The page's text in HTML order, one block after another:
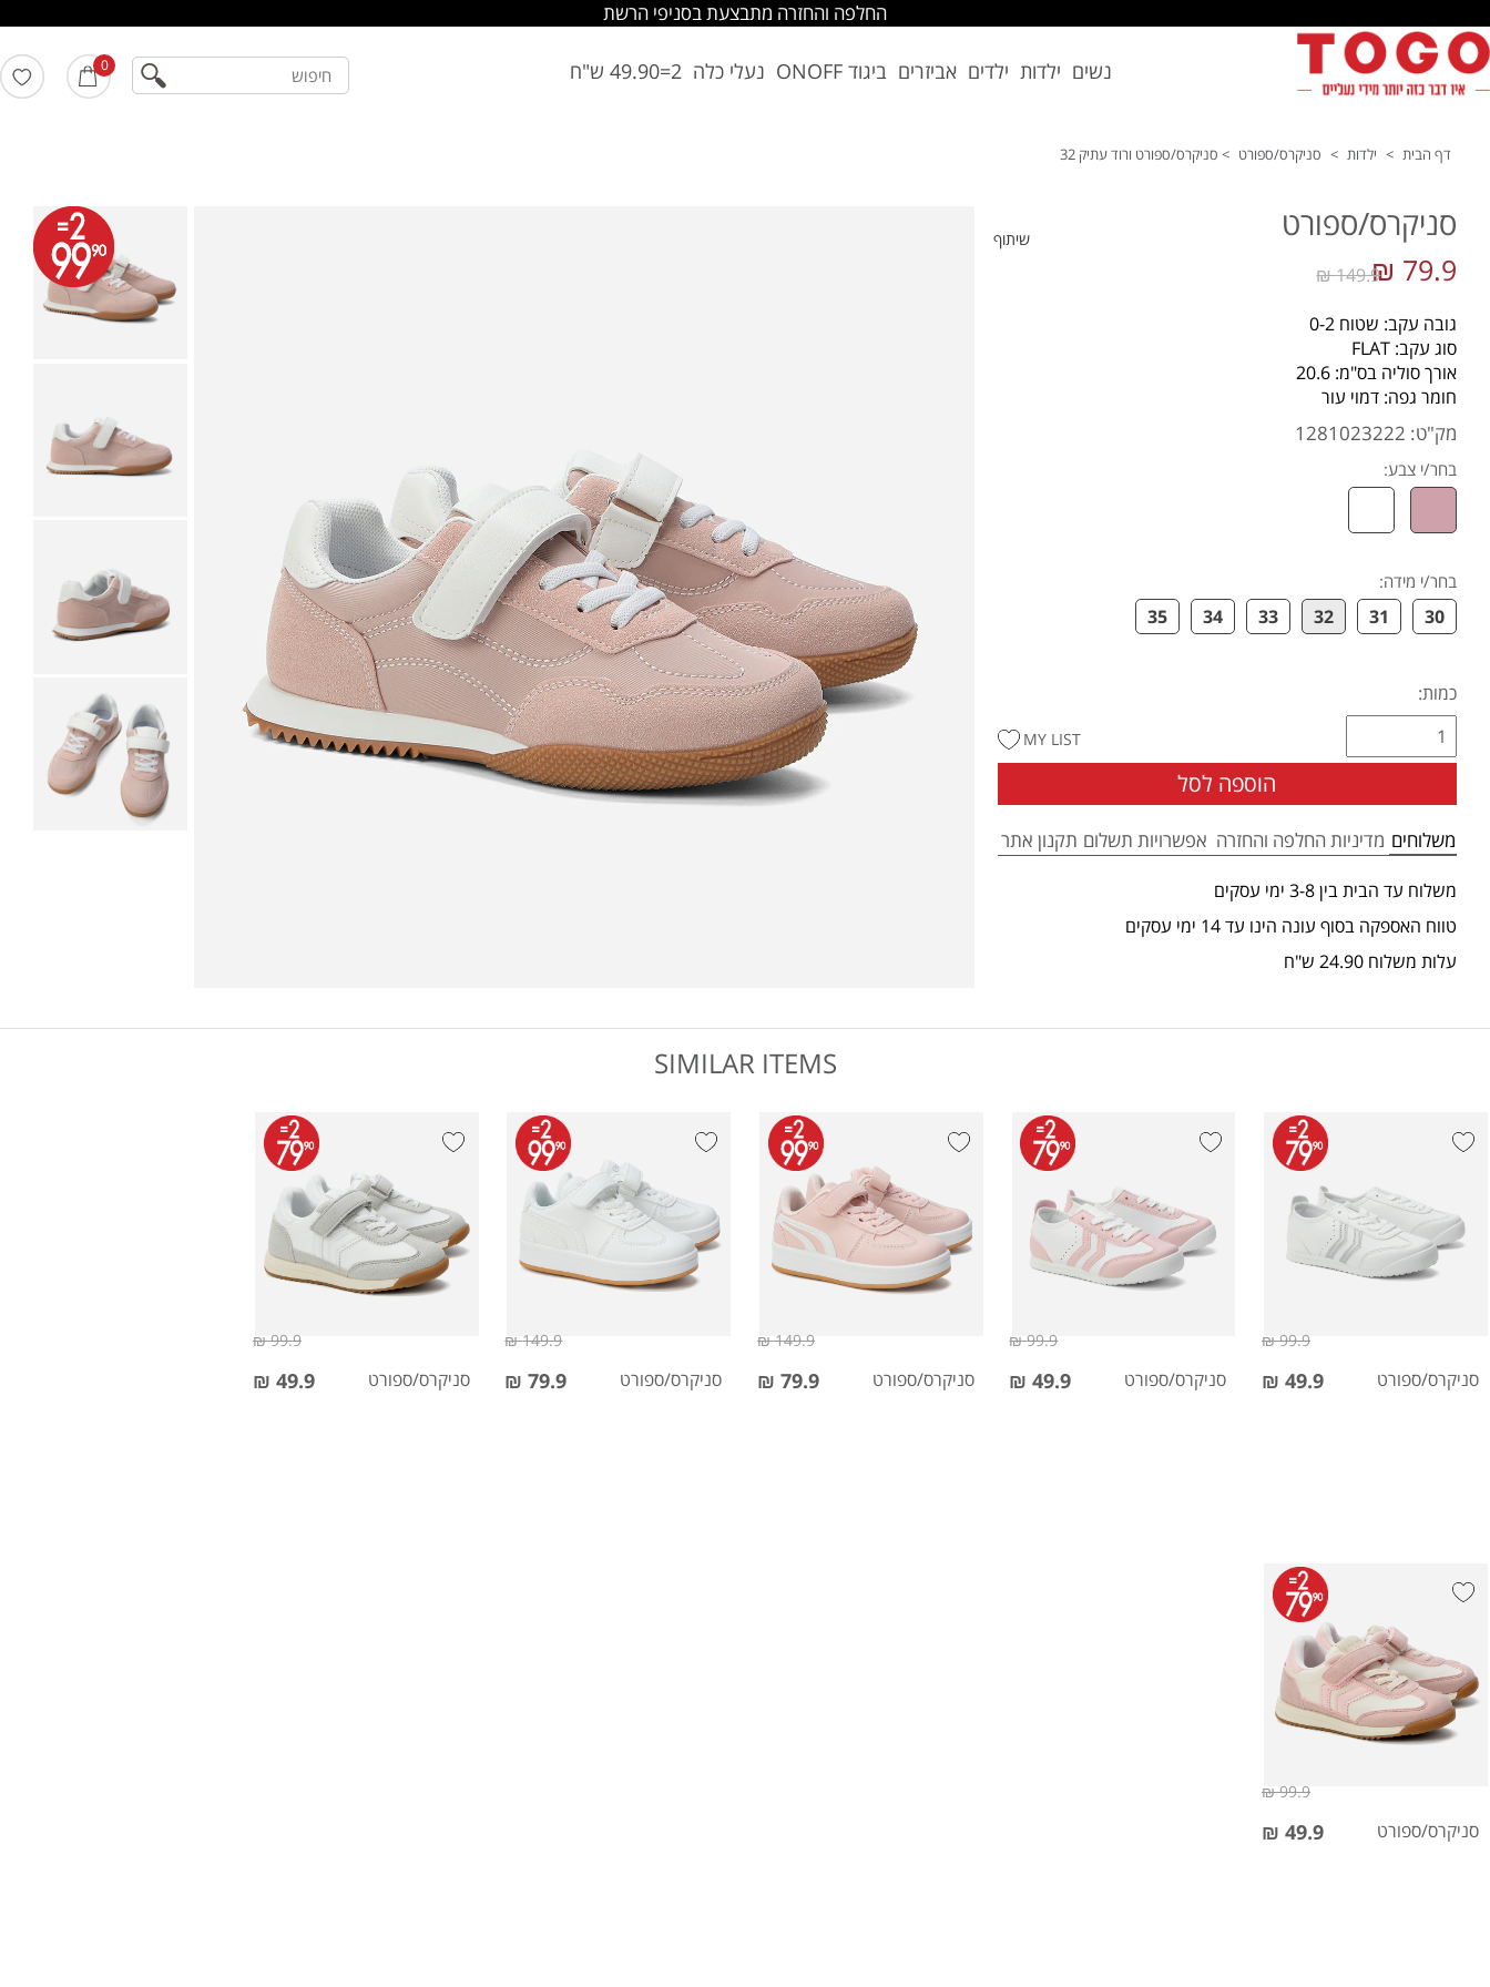
החלפה והחזרה מתבצעת בסניפי הרשת
נשים ילדות ילדים אביזרים ביגוד ONOFF נעלי כלה 2=49.90 ש"ח 0 חיפוש
דף הבית > ילדות > סניקרס/ספורט > סניקרס/ספורט ורוד עתיק 32
שיתוף סניקרס/ספורט
79.9 ₪
149.9 ₪
גובה עקב: שטוח 0-2
סוג עקב: FLAT
אורך סוליה בס"מ: 20.6
חומר גפה: דמוי עור
מק"ט: 1281023222
בחר/י צבע:
בחר/י מידה:
30
31
32
33
34
35
כמות:
הוספה לסל
MY LIST
משלוחים מדיניות החלפה והחזרה אפשרויות תשלום תקנון אתר
משלוח עד הבית בין 3-8 ימי עסקים
טווח האספקה בסוף עונה הינו עד 14 ימי עסקים
עלות משלוח 24.90 ש"ח
SIMILAR ITEMS
סניקרס/ספורט 49.9 ₪
99.9 ₪
סניקרס/ספורט 49.9 ₪
99.9 ₪
סניקרס/ספורט 79.9 ₪
149.9 ₪
סניקרס/ספורט 79.9 ₪
149.9 ₪
סניקרס/ספורט 49.9 ₪
99.9 ₪
סניקרס/ספורט 49.9 ₪
99.9 ₪